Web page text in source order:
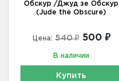
Обскур /Джуд зе Обскур
(Jude the Obscure)
Цена: 540 ₽ 500 ₽
В наличии
Купить